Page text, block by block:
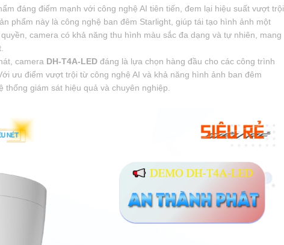
đáng điểm mạnh với công nghệ AI tiên tiến, đem lại hiệu suất vượt trội
phẩm này là công nghệ ban đêm Starlight, giúp tái tạo hình ảnh một
camera có khả năng thu hình màu sắc đa dạng và tự nhiên, mang
camera DH-T4A-LED đáng là lựa chọn hàng đầu cho các công trình
ưu điểm vượt trội từ công nghệ AI và khả năng hình ảnh ban đêm
giám sát hiệu quả và chuyên nghiệp.